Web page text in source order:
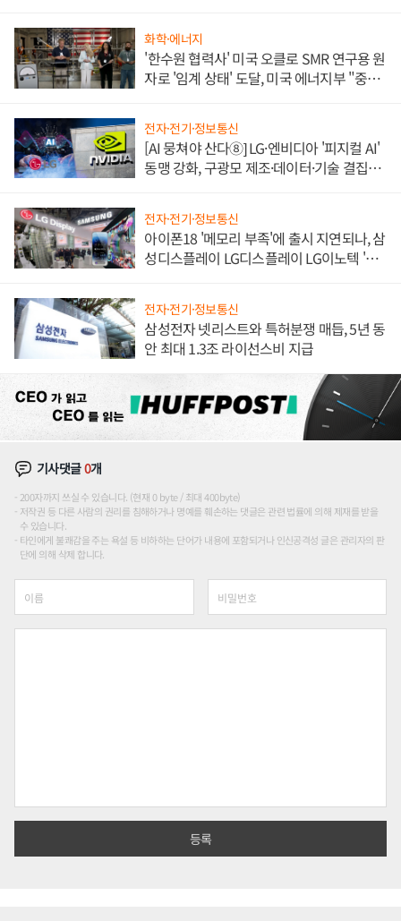
화학·에너지
'한수원 협력사' 미국 오클로 SMR 연구용 원
자로 '임계 상태' 도달, 미국 에너지부 "중요
전자·전기·정보통신
[AI 뭉쳐야 산다⑧] LG·엔비디아 '피지컬 AI'
동맹 강화, 구광모 제조·데이터·기술 결집
전자·전기·정보통신
아이폰18 '메모리 부족'에 출시 지연되나, 삼
성디스플레이 LG디스플레이 LG이노텍 '탈
전자·전기·정보통신
삼성전자 넷리스트와 특허분쟁 매듭, 5년 동
안 최대 1.3조 라이선스비 지급
기사댓글0개
200자까지 쓰실 수 있습니다. (현재 0 byte / 최대 400byte)
저작권 등 다른 사람의 권리를 침해하거나 명예를 훼손하는 댓글은 관련 법률에 의해 제재를 받을
수 있습니다.
타인에게 불쾌감을 주는 욕설 등 비하하는 단어가 내용에 포함되거나 인신공격성 글은 관리자의 판
단에 의해 삭제 합니다.